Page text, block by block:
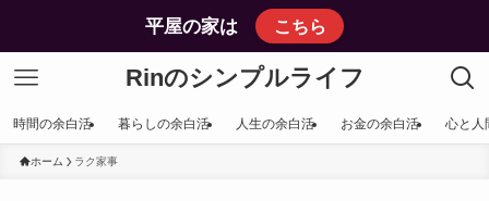
平屋の家は こちら
Rinのシンプルライフ
時間の余白活 暮らしの余白活 人生の余白活 お金の余白活 心と人
ホーム ラク家事